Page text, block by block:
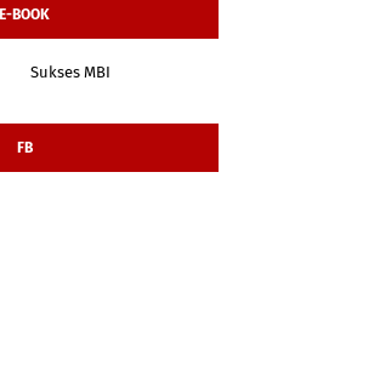
E-BOOK
Sukses MBI
FB